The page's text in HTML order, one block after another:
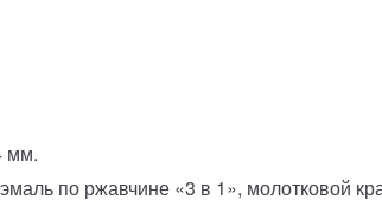
мм.
по ржавчине «3 в 1», молотковой